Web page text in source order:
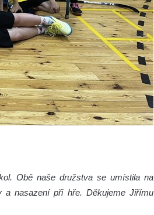
Obě naše družstva se umístila na
nasazení při hře. Děkujeme Jiřímu